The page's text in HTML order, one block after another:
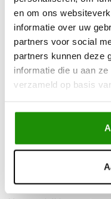
en om ons
informatie over uw
partners voor social
partners kunnen deze
informatie die u aan
verzameld op basis
moet naar vlak terrein
Je klapt je slaapplek
klaar voor de nacht,
Waarom
daktent?
het terrein schuin en
ook vlakker, en je
het gewoon praktischer: